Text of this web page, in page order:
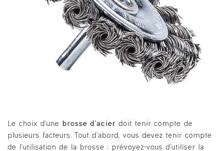
Le choix d’une brosse d’acier doit tenir compte de
plusieurs facteurs. Tout d’abord, vous devez tenir compte
de l’utilisation de la brosse : prévoyez-vous d’utiliser la